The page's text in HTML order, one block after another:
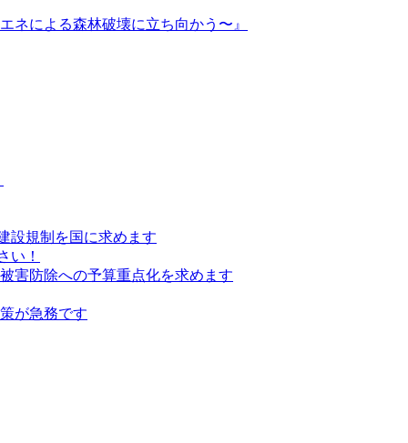
による森林破壊に立ち向かう〜』
設規制を国に求めます
い！
害防除への予算重点化を求めます
が急務です